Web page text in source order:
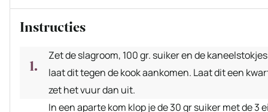
Instructies
Zet de slagroom, 100 gr. suiker en de
laat dit tegen de kook aankomen. Laat dit een
zet het vuur dan uit.
In een aparte kom klop je de 30 gr suiker met de 3